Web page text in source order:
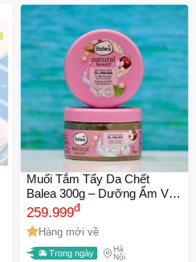
Muối Tắm Tẩy Da Chết
Balea 300g – Dưỡng Ẩm Và
Làm Sạch Da Với Tinh Dầu
Thiên Nhiên, Hương Thơm
Tươi Mát, Sản Phẩm
Skincare Mới 2024
259.999đ
Hàng mới về
Trong ngày
Hà
Nội